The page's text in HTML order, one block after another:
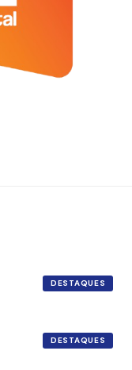
DESTAQUES
DESTAQUES